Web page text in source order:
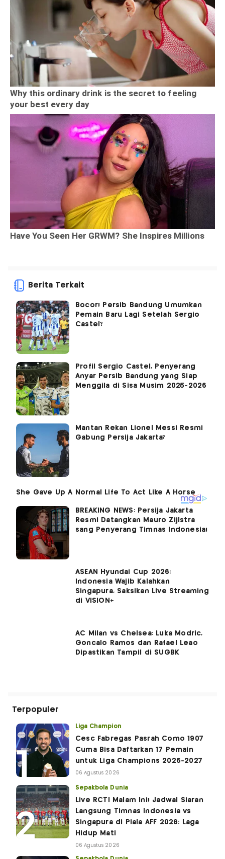
Berita Terkait
Bocor! Persib Bandung Umumkan
Pemain Baru Lagi Setelah Sergio
Castel?
Profil Sergio Castel, Penyerang
Anyar Persib Bandung yang Siap
Menggila di Sisa Musim 2025-2026
Mantan Rekan Lionel Messi Resmi
Gabung Persija Jakarta?
BREAKING NEWS: Persija Jakarta
Resmi Datangkan Mauro Zijlstra
sang Penyerang Timnas Indonesia!
ASEAN Hyundai Cup 2026:
Indonesia Wajib Kalahkan
Singapura, Saksikan Live Streaming
di VISION+
AC Milan vs Chelsea: Luka Modric,
Goncalo Ramos dan Rafael Leao
Dipastikan Tampil di SUGBK
Terpopuler
Liga Champion
Cesc Fabregas Pasrah Como 1907
Cuma Bisa Daftarkan 17 Pemain
untuk Liga Champions 2026-2027
06 Agustus 2026
Sepakbola Dunia
Live RCTI Malam Ini! Jadwal Siaran
Langsung Timnas Indonesia vs
Singapura di Piala AFF 2026: Laga
Hidup Mati
06 Agustus 2026